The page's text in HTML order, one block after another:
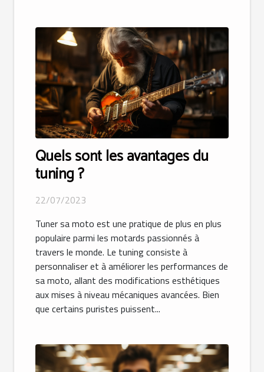
Quels sont les avantages du
tuning ?
22/07/2023
Tuner sa moto est une pratique de plus en plus
populaire parmi les motards passionnés à
travers le monde. Le tuning consiste à
personnaliser et à améliorer les performances de
sa moto, allant des modifications esthétiques
aux mises à niveau mécaniques avancées. Bien
que certains puristes puissent...